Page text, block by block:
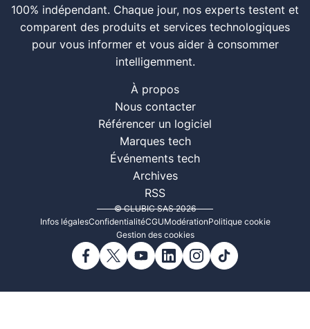
100% indépendant. Chaque jour, nos experts testent et
comparent des produits et services technologiques
pour vous informer et vous aider à consommer
intelligemment.
À propos
Nous contacter
Référencer un logiciel
Marques tech
Événements tech
Archives
RSS
© CLUBIC SAS 2026
Infos légalesConfidentialitéCGUModérationPolitique cookie
Gestion des cookies